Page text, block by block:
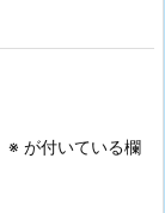
※ が付いている欄